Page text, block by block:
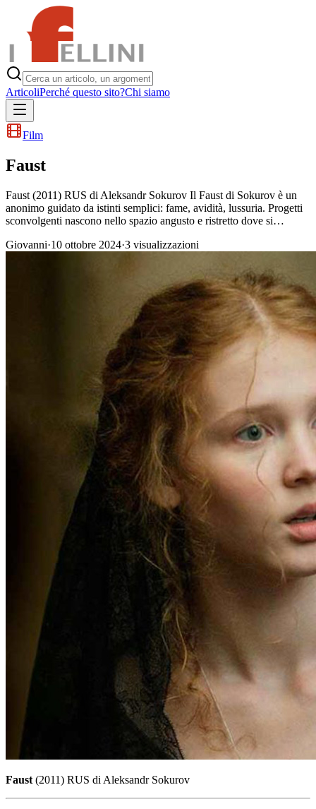
ArticoliPerché questo sito?Chi siamo
Film
Faust
Faust (2011) RUS di Aleksandr Sokurov Il Faust di Sokurov è un
anonimo guidato da istinti semplici: fame, avidità, lussuria. Progetti
sconvolgenti nascono nello spazio angusto e ristretto dove si…
Giovanni·10 ottobre 2024·3 visualizzazioni
Faust (2011) RUS di Aleksandr Sokurov